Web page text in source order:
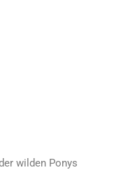
wilden Ponys